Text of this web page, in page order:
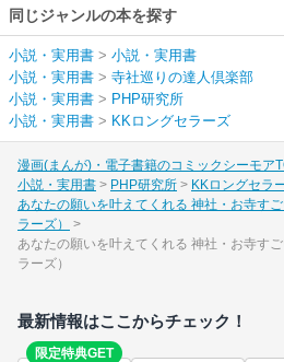
同じジャンルの本を探す
小説・実用書 > 小説・実用書
小説・実用書 > 寺社巡りの達人倶楽部
小説・実用書 > PHP研究所
小説・実用書 > KKロングセラーズ
漫画(まんが)・電子書籍のコミックシーモア
小説・実用書
PHP研究所
KKロングセラ
あなたの願いを叶えてくれる 神社・お寺す
ラーズ）
あなたの願いを叶えてくれる 神社・お寺す
ラーズ）
最新情報はここからチェック！
限定特典GET